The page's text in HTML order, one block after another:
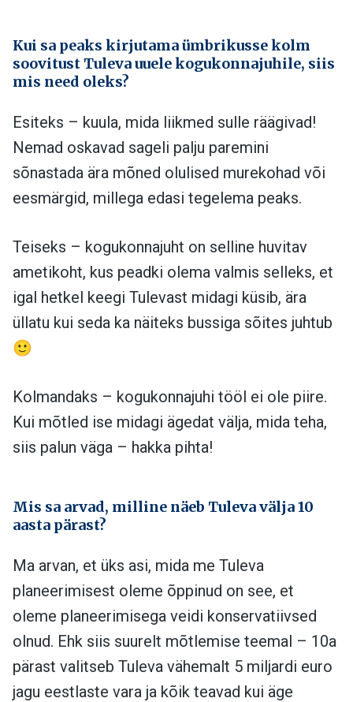
Kui sa peaks kirjutama ümbrikusse kolm
soovitust Tuleva uuele kogukonnajuhile, siis
mis need oleks?
Esiteks – kuula, mida liikmed sulle räägivad!
Nemad oskavad sageli palju paremini
sõnastada ära mõned olulised murekohad või
eesmärgid, millega edasi tegelema peaks.
Teiseks – kogukonnajuht on selline huvitav
ametikoht, kus peadki olema valmis selleks, et
igal hetkel keegi Tulevast midagi küsib, ära
üllatu kui seda ka näiteks bussiga sõites juhtub
🙂
Kolmandaks – kogukonnajuhi tööl ei ole piire.
Kui mõtled ise midagi ägedat välja, mida teha,
siis palun väga – hakka pihta!
Mis sa arvad, milline näeb Tuleva välja 10
aasta pärast?
Ma arvan, et üks asi, mida me Tuleva
planeerimisest oleme õppinud on see, et
oleme planeerimisega veidi konservatiivsed
olnud. Ehk siis suurelt mõtlemise teemal – 10a
pärast valitseb Tuleva vähemalt 5 miljardi euro
jagu eestlaste vara ja kõik teavad kui äge